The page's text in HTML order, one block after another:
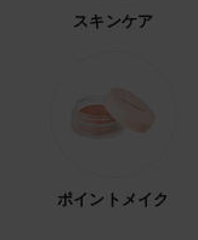
スキンケア
ポイントメイク